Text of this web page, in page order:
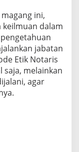
ini,
keilmuan dalam
jabatan
Etik Notaris
saja, melainkan
agar